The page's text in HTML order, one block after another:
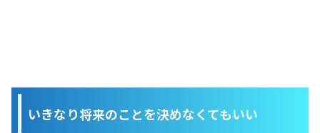
いきなり将来のことを決めなくてもいい